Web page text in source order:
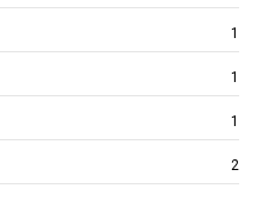
1
1
1
2